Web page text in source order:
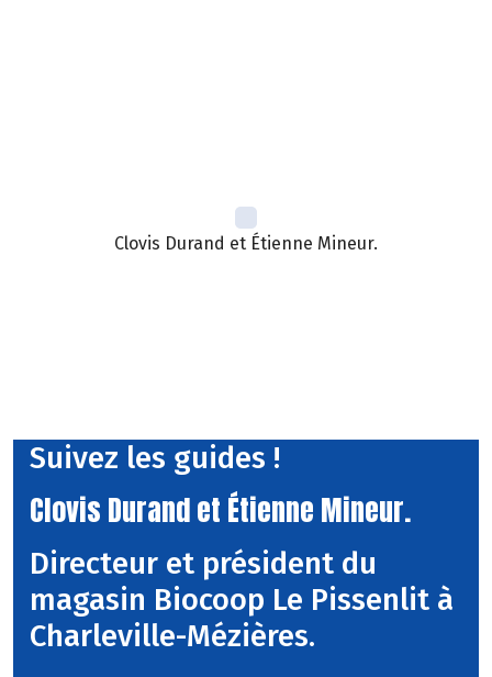
Clovis Durand et Étienne Mineur.
Suivez les guides !
Clovis Durand et Étienne Mineur.
Directeur et président du
magasin Biocoop Le Pissenlit à
Charleville-Mézières.